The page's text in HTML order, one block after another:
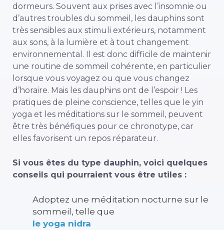
dormeurs. Souvent aux prises avec l’insomnie ou
d’autres troubles du sommeil, les dauphins sont
très sensibles aux stimuli extérieurs, notamment
aux sons, à la lumière et à tout changement
environnemental. Il est donc difficile de maintenir
une routine de sommeil cohérente, en particulier
lorsque vous voyagez ou que vous changez
d’horaire. Mais les dauphins ont de l’espoir ! Les
pratiques de pleine conscience, telles que le yin
yoga et les méditations sur le sommeil, peuvent
être très bénéfiques pour ce chronotype, car
elles favorisent un repos réparateur.
Si vous êtes du type dauphin, voici quelques
conseils qui pourraient vous être utiles :
Adoptez une méditation nocturne sur le
sommeil, telle que
le yoga nidra